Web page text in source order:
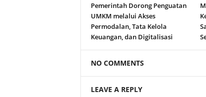
Pemerintah Dorong Penguatan
UMKM melalui Akses
Permodalan, Tata Kelola
Keuangan, dan Digitalisasi
NO COMMENTS
LEAVE A REPLY